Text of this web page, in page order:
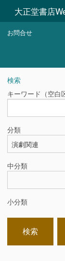
大正堂書店
お問合せ
検索
キーワード（空白
分類
中分類
小分類
検索